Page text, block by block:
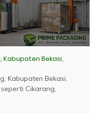
Bekasi,
Kabupaten Bekasi,
Cikarang,